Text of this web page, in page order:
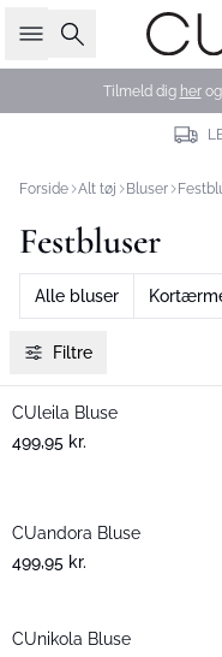
Søg
Tilmeld dig herog
Forside Alt tøj Bluser
Festbluser
Alle bluser
Filtre
Nyhed
CUleila Bluse
499,95 kr.
Nyhed
CUandora Bluse
499,95 kr.
Nyhed
CUnikola Bluse